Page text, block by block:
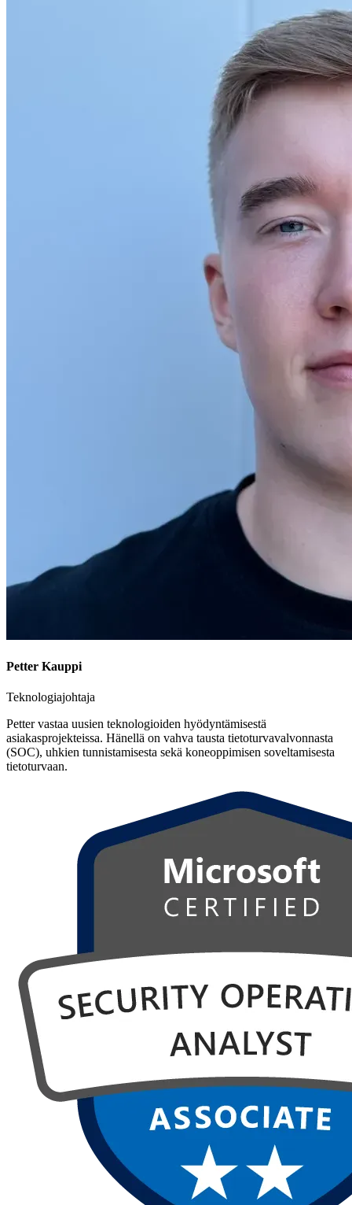
Petter Kauppi
Teknologiajohtaja
Petter vastaa uusien teknologioiden hyödyntämisestä
asiakasprojekteissa. Hänellä on vahva tausta tietoturvavalvonnasta
(SOC), uhkien tunnistamisesta sekä koneoppimisen soveltamisesta
tietoturvaan.